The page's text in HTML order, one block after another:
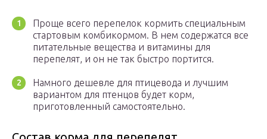
Проще всего перепелок кормить специальным
стартовым комбикормом. В нем содержатся все
питательные вещества и витамины для
перепелят, и он не так быстро портится.
Намного дешевле для птицевода и лучшим
вариантом для птенцов будет корм,
приготовленный самостоятельно.